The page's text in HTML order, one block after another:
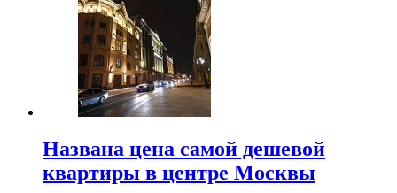
Названа цена самой дешевой
квартиры в центре Москвы